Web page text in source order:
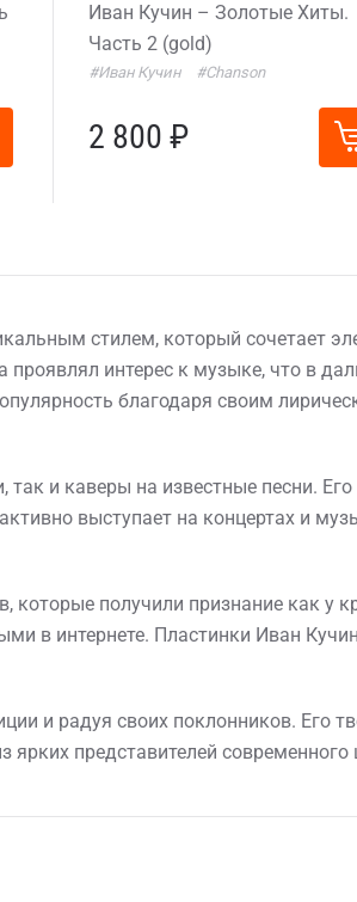
Иван Кучин – Золотые Хиты.
Часть 2 (gold)
#Иван Кучин #Chanson
2 800 ₽
стилем, который сочетает
проявлял интерес к музыке, что в
благодаря своим
и каверы на известные песни.
выступает на концертах и
получили признание как у
в интернете. Пластинки Иван
и радуя своих поклонников. Его
ярких представителей